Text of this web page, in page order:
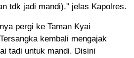
tdk jadi mandi),” jelas Kapolres.
pergi ke Taman Kyai
kembali mengajak
tadi untuk mandi. Disini